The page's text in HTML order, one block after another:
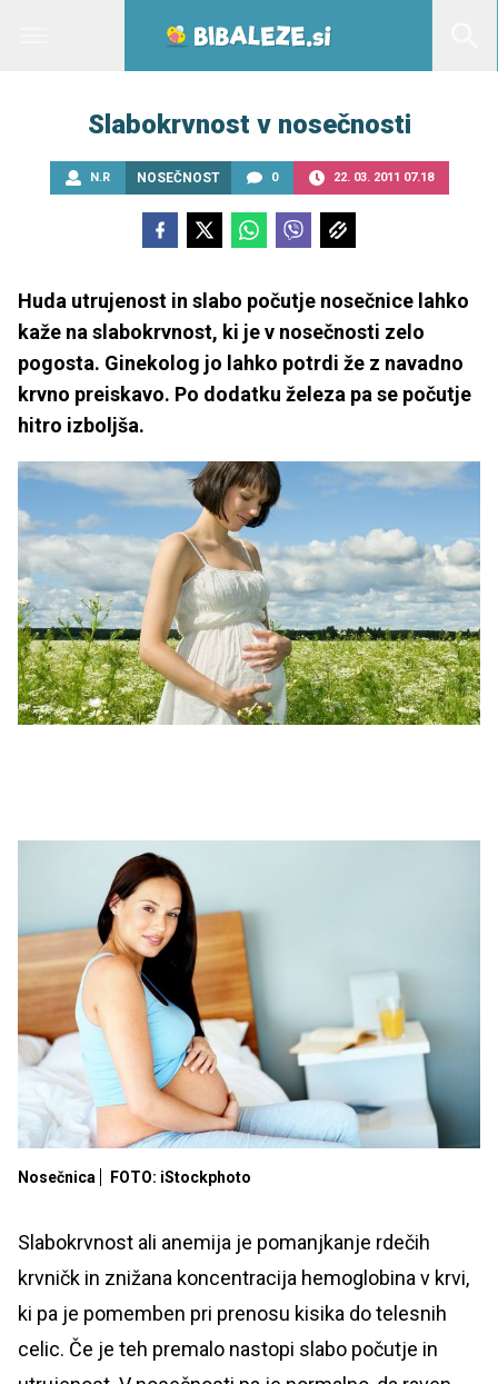
Slabokrvnost v nosečnosti
N.R NOSEČNOST 0 22. 03. 2011 07.18
Huda utrujenost in slabo počutje nosečnice lahko
kaže na slabokrvnost, ki je v nosečnosti zelo
pogosta. Ginekolog jo lahko potrdi že z navadno
krvno preiskavo. Po dodatku železa pa se počutje
hitro izboljša.
Nosečnica FOTO: iStockphoto
Slabokrvnost ali anemija je pomanjkanje rdečih
krvničk in znižana koncentracija hemoglobina v krvi,
ki pa je pomemben pri prenosu kisika do telesnih
celic. Če je teh premalo nastopi slabo počutje in